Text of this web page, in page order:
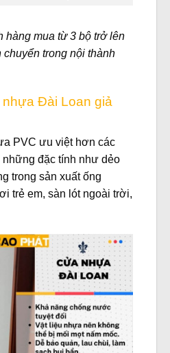
hàng mua từ 3 bộ trở lên
trong nội thành
Đài Loan giả
PVC ưu việt hơn các
những đặc tính như dẻo
trong sản xuất ống
trẻ em, sàn lót ngoài trời,